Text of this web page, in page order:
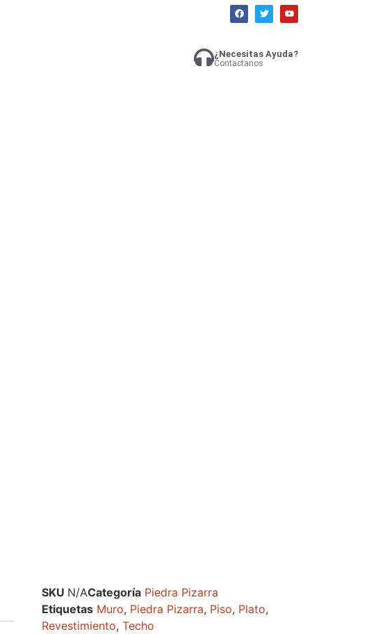
¿Necesitas Ayuda?
Contactanos
SKU N/ACategoría Piedra Pizarra
Etiquetas Muro, Piedra Pizarra, Piso, Plato,
Revestimiento, Techo